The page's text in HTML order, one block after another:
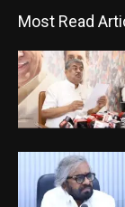
Most Read